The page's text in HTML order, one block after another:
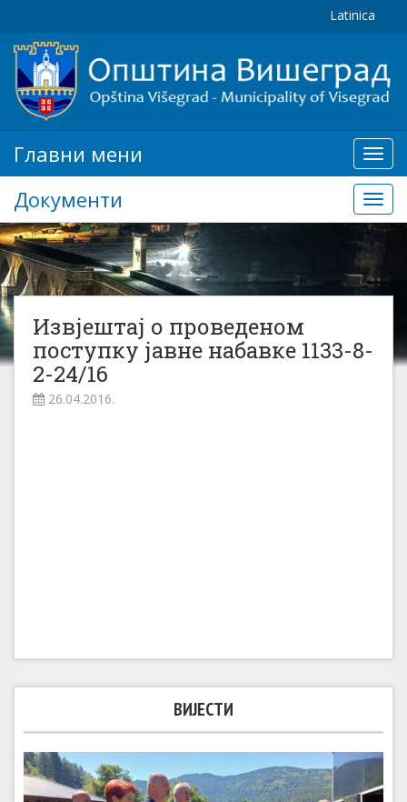
Latinica
мени
Главни мени
Документи
Извјештај о проведеном
поступку јавне набавке 1133-8-
2-24/16
26.04.2016.
ВИЈЕСТИ